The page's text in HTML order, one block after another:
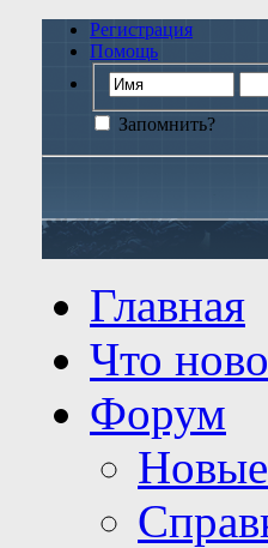
Регистрация
Помощь
Запомнить?
Главная
Что
Форум